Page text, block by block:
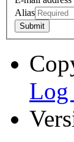
Alias
Log